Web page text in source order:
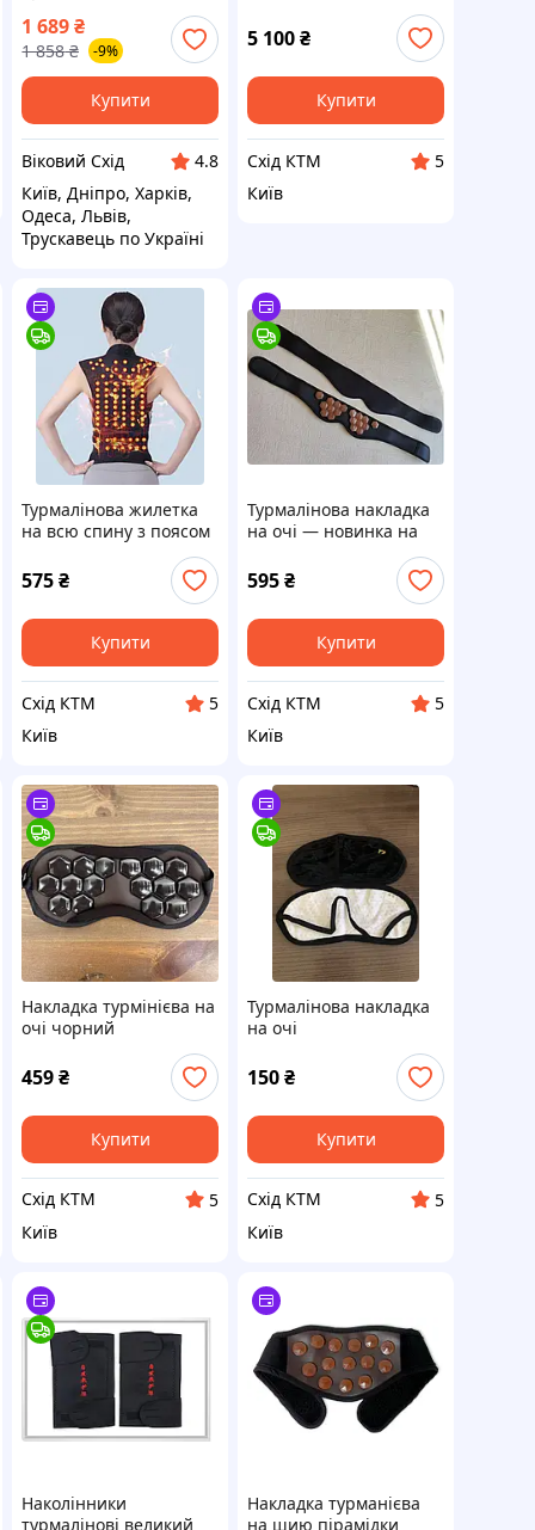
магнітами — комфорт,
здоров'я та
розслаблення щодня
1 689₴
1 858 ₴ -9%
Купити
Віковий Схід
4.8
Київ, Дніпро, Харків,
Одеса, Львів,
Трускавець по Україні
5 100₴
Купити
Схід КТМ
5
Київ
Турмалінова жилетка
на всю спину з поясом
575₴
Купити
Схід КТМ
5
Київ
Турмалінова накладка
на очі — новинка на
595₴
Купити
Схід КТМ
5
Київ
Накладка турмінієва на
очі чорний
459₴
Купити
Схід КТМ
5
Київ
Турмалінова накладка
на очі
150₴
Купити
Схід КТМ
5
Київ
Наколінники
турмалінові великий
Накладка турманієва
на шию пірамідки